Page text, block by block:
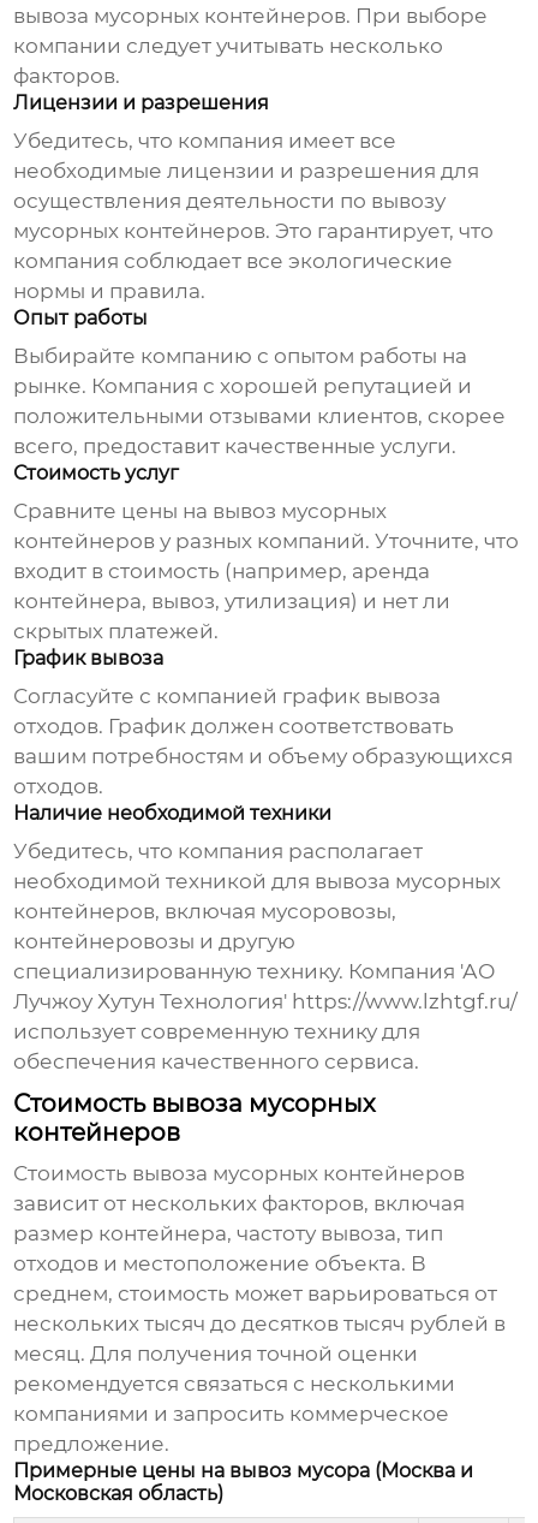
вывоза мусорных контейнеров. При выборе
компании следует учитывать несколько
факторов.
Лицензии и разрешения
Убедитесь, что компания имеет все
необходимые лицензии и разрешения для
осуществления деятельности по вывозу
мусорных контейнеров. Это гарантирует, что
компания соблюдает все экологические
нормы и правила.
Опыт работы
Выбирайте компанию с опытом работы на
рынке. Компания с хорошей репутацией и
положительными отзывами клиентов, скорее
всего, предоставит качественные услуги.
Стоимость услуг
Сравните цены на вывоз мусорных
контейнеров у разных компаний. Уточните, что
входит в стоимость (например, аренда
контейнера, вывоз, утилизация) и нет ли
скрытых платежей.
График вывоза
Согласуйте с компанией график вывоза
отходов. График должен соответствовать
вашим потребностям и объему образующихся
отходов.
Наличие необходимой техники
Убедитесь, что компания располагает
необходимой техникой для вывоза мусорных
контейнеров, включая мусоровозы,
контейнеровозы и другую
специализированную технику. Компания 'АО
Лучжоу Хутун Технология' https://www.lzhtgf.ru/
использует современную технику для
обеспечения качественного сервиса.
Стоимость вывоза мусорных
контейнеров
Стоимость вывоза мусорных контейнеров
зависит от нескольких факторов, включая
размер контейнера, частоту вывоза, тип
отходов и местоположение объекта. В
среднем, стоимость может варьироваться от
нескольких тысяч до десятков тысяч рублей в
месяц. Для получения точной оценки
рекомендуется связаться с несколькими
компаниями и запросить коммерческое
предложение.
Примерные цены на вывоз мусора (Москва и
Московская область)